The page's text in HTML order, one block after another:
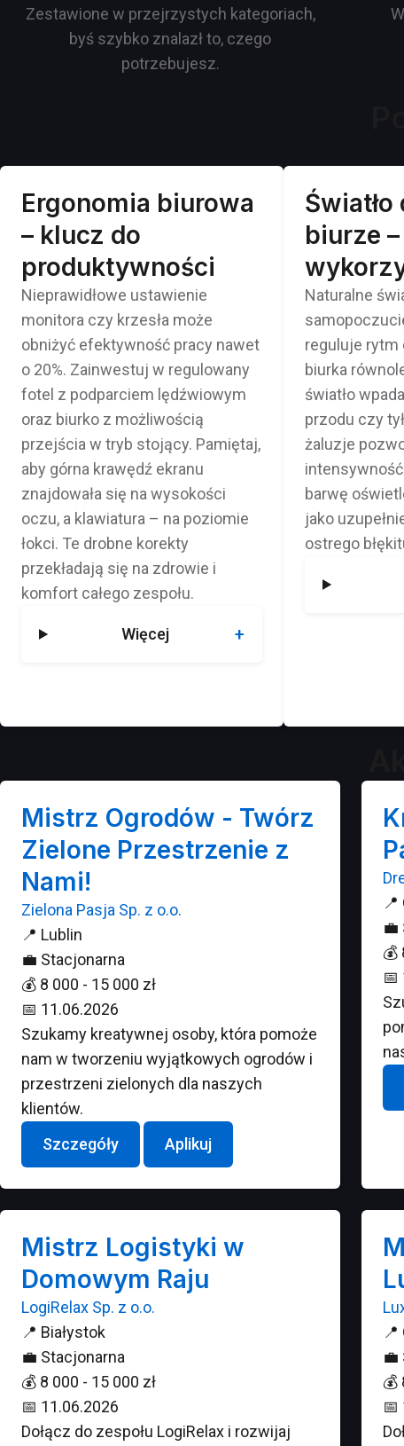
Zestawione w przejrzystych kategoriach,
byś szybko znalazł to, czego
potrzebujesz.
Ergonomia biurowa
– klucz do
produktywności
Nieprawidłowe ustawienie
monitora czy krzesła może
obniżyć efektywność pracy nawet
o 20%. Zainwestuj w regulowany
fotel z podparciem lędźwiowym
oraz biurko z możliwością
przejścia w tryb stojący. Pamiętaj,
aby górna krawędź ekranu
znajdowała się na wysokości
oczu, a klawiatura – na poziomie
łokci. Te drobne korekty
przekładają się na zdrowie i
komfort całego zespołu.
Więcej
biurze
Naturalne
reguluje rytm
biurka
światło
przodu czy
żaluzje
barwę
jako
ostrego
Mistrz Ogrodów - Twórz
Zielone Przestrzenie z
Nami!
Zielona Pasja Sp. z o.o.
📍 Lublin
💼 Stacjonarna
💰 8 000 - 15 000 zł
📅 11.06.2026
Szukamy kreatywnej osoby, która pomoże
nam w tworzeniu wyjątkowych ogrodów i
przestrzeni zielonych dla naszych
klientów.
Szczegóły
Aplikuj
📍
💼
💰
📅
Mistrz Logistyki w
Domowym Raju
LogiRelax Sp. z o.o.
📍 Białystok
💼 Stacjonarna
💰 8 000 - 15 000 zł
📅 11.06.2026
Dołącz do zespołu LogiRelax i rozwijaj
📍
💼
💰
📅